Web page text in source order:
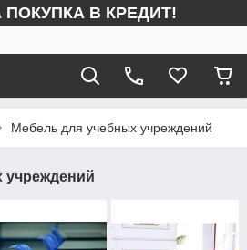
В КРЕДИТ!
Мебель для учебных учреждений
учреждений